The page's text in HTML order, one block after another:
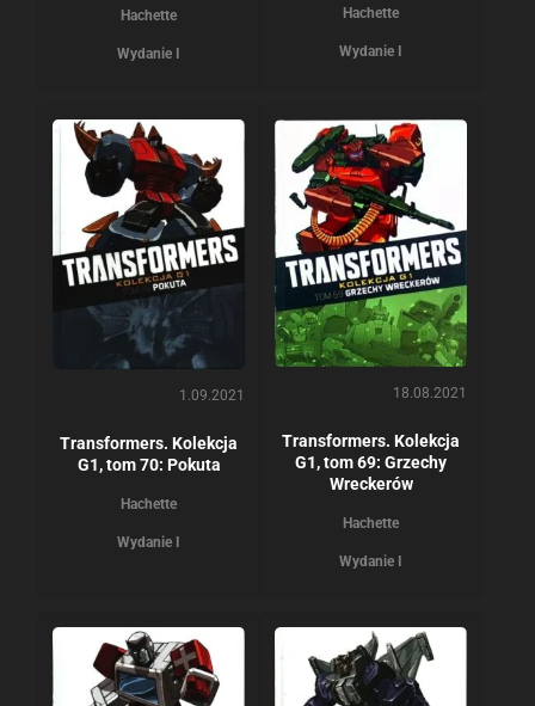
Hachette
Wydanie I
Hachette
Wydanie I
1.09.2021
Transformers. Kolekcja
G1, tom 70: Pokuta
Hachette
Wydanie I
18.08.2021
Transformers. Kolekcja
G1, tom 69: Grzechy
Wreckerów
Hachette
Wydanie I